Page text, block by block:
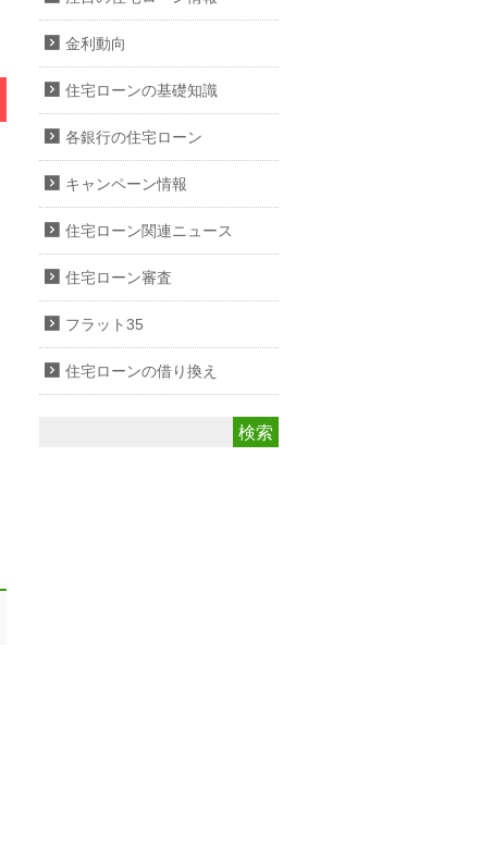
金利動向
住宅ローンの基礎知識
各銀行の住宅ローン
キャンペーン情報
住宅ローン関連ニュース
住宅ローン審査
フラット35
住宅ローンの借り換え